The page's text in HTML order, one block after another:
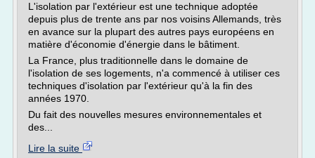
L'isolation par l'extérieur est une technique adoptée
depuis plus de trente ans par nos voisins Allemands, très
en avance sur la plupart des autres pays européens en
matière d'économie d'énergie dans le bâtiment.
La France, plus traditionnelle dans le domaine de
l'isolation de ses logements, n'a commencé à utiliser ces
techniques d'isolation par l'extérieur qu'à la fin des
années 1970.
Du fait des nouvelles mesures environnementales et
des...
Lire la suite